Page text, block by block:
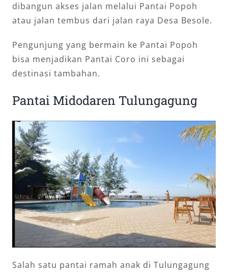
dibangun akses jalan melalui Pantai Popoh
atau jalan tembus dari jalan raya Desa Besole.
Pengunjung yang bermain ke Pantai Popoh
bisa menjadikan Pantai Coro ini sebagai
destinasi tambahan.
Pantai Midodaren Tulungagung
Salah satu pantai ramah anak di Tulungagung